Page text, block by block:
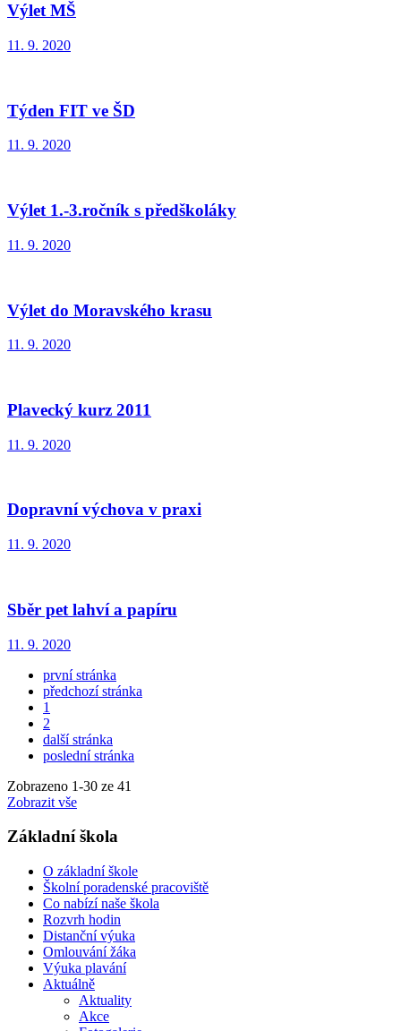
Výlet MŠ
11. 9. 2020
Týden FIT ve ŠD
11. 9. 2020
Výlet 1.-3.ročník s předškoláky
11. 9. 2020
Výlet do Moravského krasu
11. 9. 2020
Plavecký kurz 2011
11. 9. 2020
Dopravní výchova v praxi
11. 9. 2020
Sběr pet lahví a papíru
11. 9. 2020
první stránka
předchozí stránka
1
2
další stránka
poslední stránka
Zobrazeno 1-30 ze 41
Zobrazit vše
Základní škola
O základní škole
Školní poradenské pracoviště
Co nabízí naše škola
Rozvrh hodin
Distanční výuka
Omlouvání žáka
Výuka plavání
Aktuálně
Aktuality
Akce